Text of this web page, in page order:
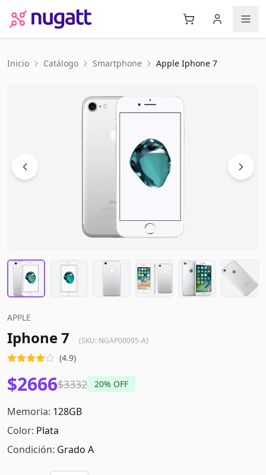
Inicio Catálogo Smartphone Apple Iphone 7
APPLE
Iphone 7 (SKU: NGAP00095-A)
(4.9)
$2666$3332 20% OFF
Memoria: 128GB
Color: Plata
Condición: Grado A